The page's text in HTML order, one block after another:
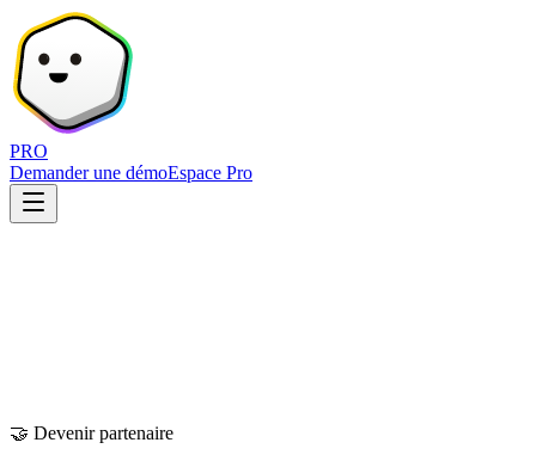
PRO
Demander une démoEspace Pro
🤝 Devenir partenaire